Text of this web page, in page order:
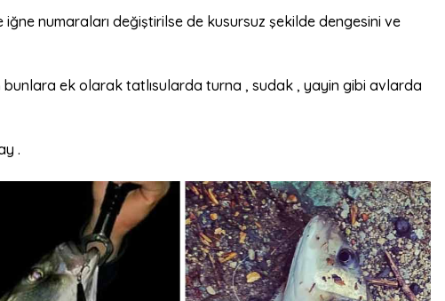
numaraları değiştirilse de kusursuz şekilde dengesini ve
bunlara ek olarak tatlısularda turna , sudak , yayin gibi avlarda
.